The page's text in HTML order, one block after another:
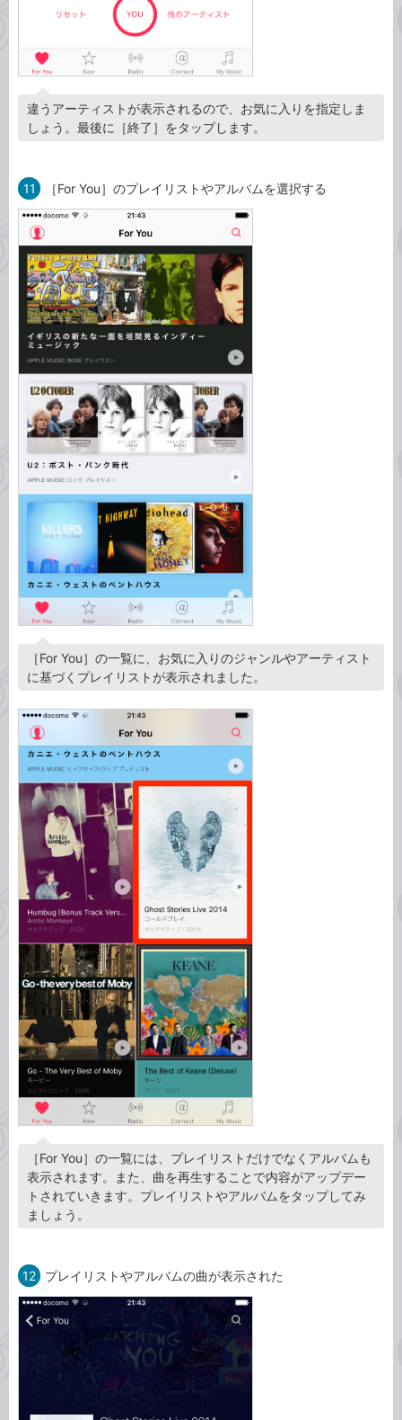
違うアーティストが表示されるので、お気に入りを指定しま
しょう。最後に［終了］をタップします。
11 ［For You］のプレイリストやアルバムを選択する
［For You］の一覧に、お気に入りのジャンルやアーティスト
に基づくプレイリストが表示されました。
［For You］の一覧には、プレイリストだけでなくアルバムも
表示されます。また、曲を再生することで内容がアップデー
トされていきます。プレイリストやアルバムをタップしてみ
ましょう。
12 プレイリストやアルバムの曲が表示された